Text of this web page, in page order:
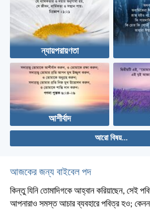
ন্যায়পরায়ণতা
আশীর্বাদ
আরো বিষয়...
আজকের জন্য বাইবেল পদ
কিন্তু যিনি তোমাদিগকে আহ্বান করিয়াছেন, সেই
আপনারাও সমস্ত আচার ব্যবহারে পবিত্র হও;